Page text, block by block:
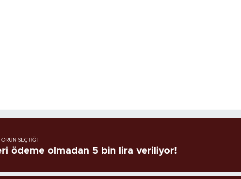
SEÇTIĞI
ödeme olmadan 5 bin lira veriliyor!